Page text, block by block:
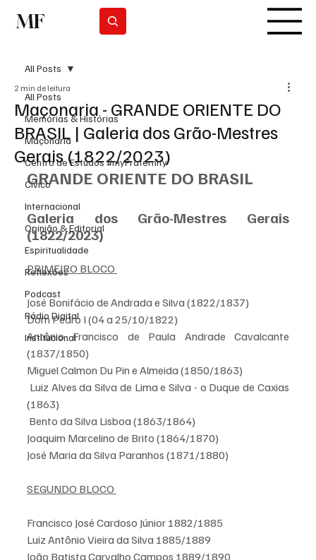
MF
All Posts
Memórias & Histórias
Maçonaria
Centro de Estudos #myFraternity
Cívico
Internacional
Opinião & Editorial
Espiritualidade
Reflexões
Podcast
Rádio Digital
Institucional
All Posts
Maçonaria - GRANDE ORIENTE DO
BRASIL | Galeria dos Grão-Mestres
Gerais (1822/2023)
2 min de leitura
GRANDE ORIENTE DO BRASIL
Galeria dos Grão-Mestres Gerais
(1822/2023)
PRIMEIRO BLOCO
José Bonifácio de Andrada e Silva (1822/1837)
Dom Pedro I (04 a 25/10/1822)
Antônio Francisco de Paula Andrade Cavalcante
(1837/1850)
Miguel Calmon Du Pin e Almeida (1850/1863)
(1863)
Bento da Silva Lisboa (1863/1864)
Joaquim Marcelino de Brito (1864/1870)
José Maria da Silva Paranhos (1871/1880)
SEGUNDO BLOCO
Francisco José Cardoso Júnior 1882/1885
Luiz Antônio Vieira da Silva 1885/1889
João Batista Carvalho Campos 1889/1890